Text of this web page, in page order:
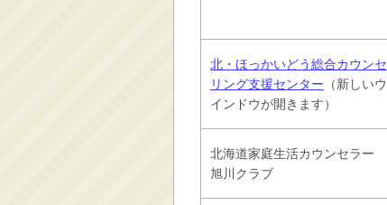
北・ほっかいどう総合カウンセ
リング支援センター （新しいウ
インドウが開きます）
北海道家庭生活カウンセラー
旭川クラブ